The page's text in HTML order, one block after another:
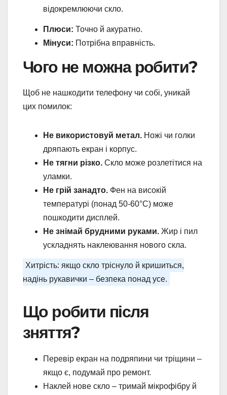
відокремлюючи скло.
Плюси: Точно й акуратно.
Мінуси: Потрібна вправність.
Чого не можна робити?
Щоб не нашкодити телефону чи собі, уникай
цих помилок:
Не використовуй метал. Ножі чи голки
дряпають екран і корпус.
Не тягни різко. Скло може розлетітися на
уламки.
Не грій занадто. Фен на високій
температурі (понад 50-60°C) може
пошкодити дисплей.
Не знімай брудними руками. Жир і пил
ускладнять наклеювання нового скла.
Хитрість: якщо скло тріснуло й кришиться,
надінь рукавички – безпека понад усе.
Що робити після
зняття?
Перевір екран на подряпини чи тріщини –
якщо є, подумай про ремонт.
Наклей нове скло – тримай мікрофібру й